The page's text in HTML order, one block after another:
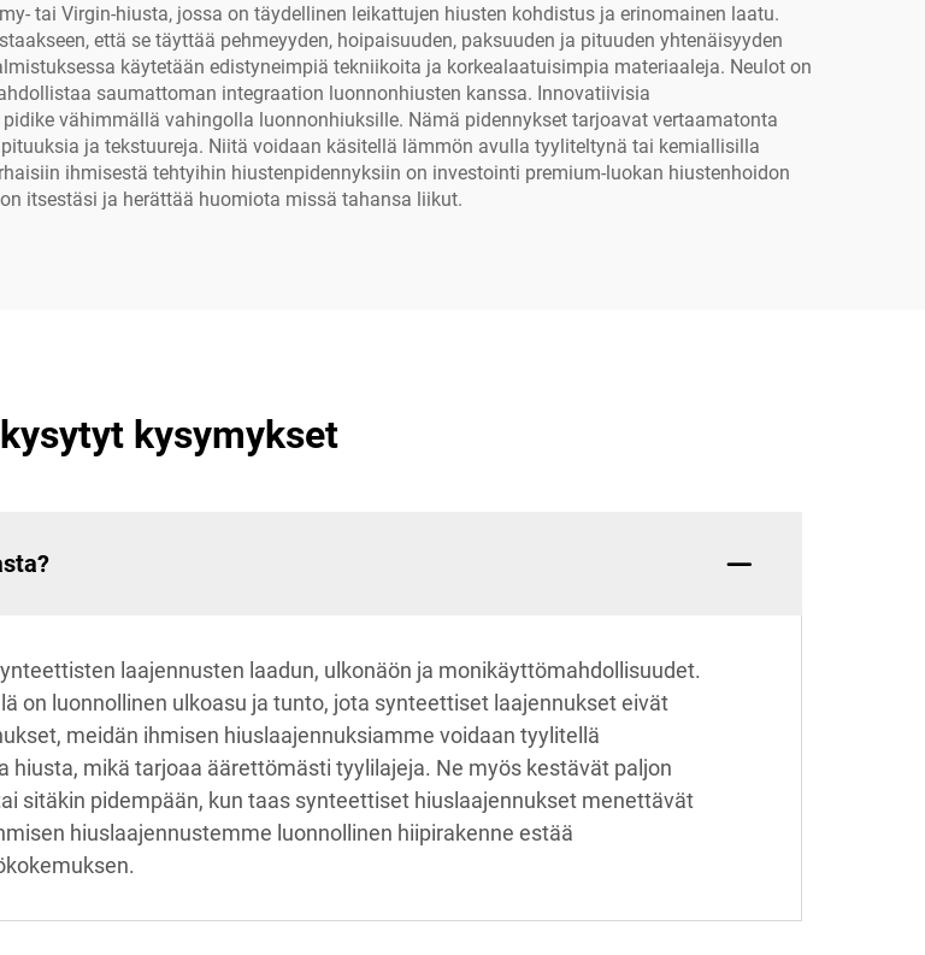
tai Virgin-hiusta, jossa on täydellinen leikattujen hiusten kohdistus ja erinomainen laatu.
että se täyttää pehmeyyden, hoipaisuuden, paksuuden ja pituuden yhtenäisyyden
käytetään edistyneimpiä tekniikoita ja korkealaatuisimpia materiaaleja. Neulot on
saumattoman integraation luonnonhiusten kanssa. Innovatiivisia
vähimmällä vahingolla luonnonhiuksille. Nämä pidennykset tarjoavat vertaamatonta
ja tekstuureja. Niitä voidaan käsitellä lämmön avulla tyyliteltynä tai kemiallisilla
ihmisestä tehtyihin hiustenpidennyksiin on investointi premium-luokan hiustenhoidon
itsestäsi ja herättää huomiota missä tahansa liikut.
kysymykset
laajennusten laadun, ulkonäön ja monikäyttömahdollisuudet.
on luonnollinen ulkoasu ja tunto, jota synteettiset laajennukset eivät
meidän ihmisen hiuslaajennuksiamme voidaan tyylitellä
hiusta, mikä tarjoaa äärettömästi tyylilajeja. Ne myös kestävät paljon
sitäkin pidempään, kun taas synteettiset hiuslaajennukset menettävät
hiuslaajennustemme luonnollinen hiipirakenne estää